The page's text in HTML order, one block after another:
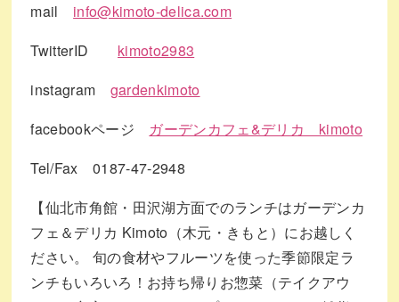
mail info@kimoto-delica.com
TwitterID kimoto2983
instagram gardenkimoto
facebookページ ガーデンカフェ&デリカ kimoto
Tel/Fax 0187-47-2948
【仙北市角館・田沢湖方面でのランチはガーデンカ
フェ＆デリカ Kimoto（木元・きもと）にお越しく
ださい。 旬の食材やフルーツを使った季節限定ラ
ンチもいろいろ！お持ち帰りお惣菜（テイクアウ